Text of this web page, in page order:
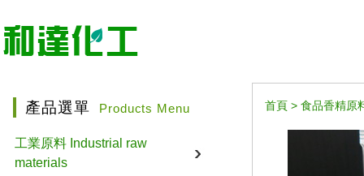
產品選單 Products Menu
工業原料 Industrial raw
materials
首頁 > 食品香精原